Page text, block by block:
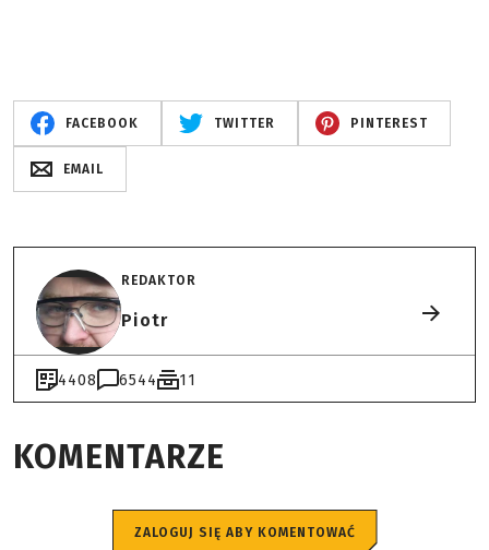
FACEBOOK TWITTER PINTEREST
EMAIL
REDAKTOR
Piotr
4408 6544 11
KOMENTARZE
ZALOGUJ SIĘ ABY KOMENTOWAĆ